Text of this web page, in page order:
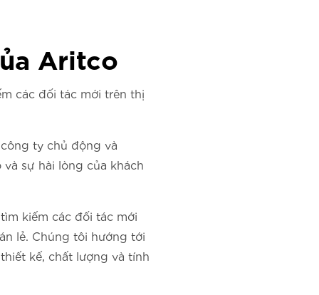
Aritco
các đối tác mới trên thị
ty chủ động và
sự hài lòng của khách
kiếm các đối tác mới
lẻ. Chúng tôi hướng tới
kế, chất lượng và tính